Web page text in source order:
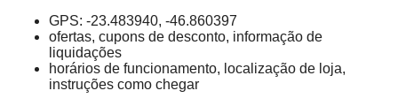
GPS: -23.483940, -46.860397
ofertas, cupons de desconto, informação de
liquidações
horários de funcionamento, localização de loja,
instruções como chegar